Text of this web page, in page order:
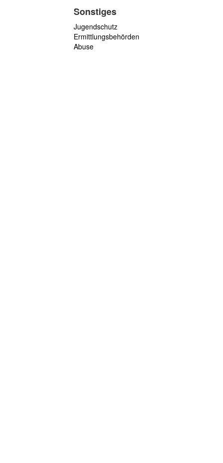
Sonstiges
Jugendschutz
Ermittlungsbehörden
Abuse